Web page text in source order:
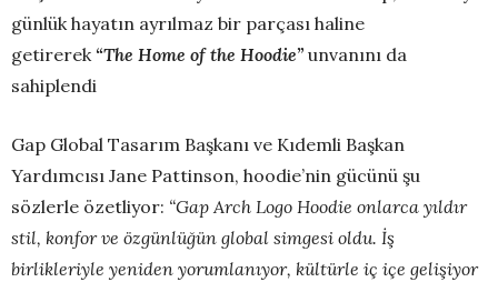
günlük hayatın ayrılmaz bir parçası haline
getirerek“The Home of the Hoodie” unvanını da
sahiplendi
Gap Global Tasarım Başkanı ve Kıdemli Başkan
Yardımcısı Jane Pattinson, hoodie’nin gücünü şu
sözlerle özetliyor: “Gap Arch Logo Hoodie onlarca yıldır
stil, konfor ve özgünlüğün global simgesi oldu. İş
birlikleriyle yeniden yorumlanıyor, kültürle iç içe gelişiyor